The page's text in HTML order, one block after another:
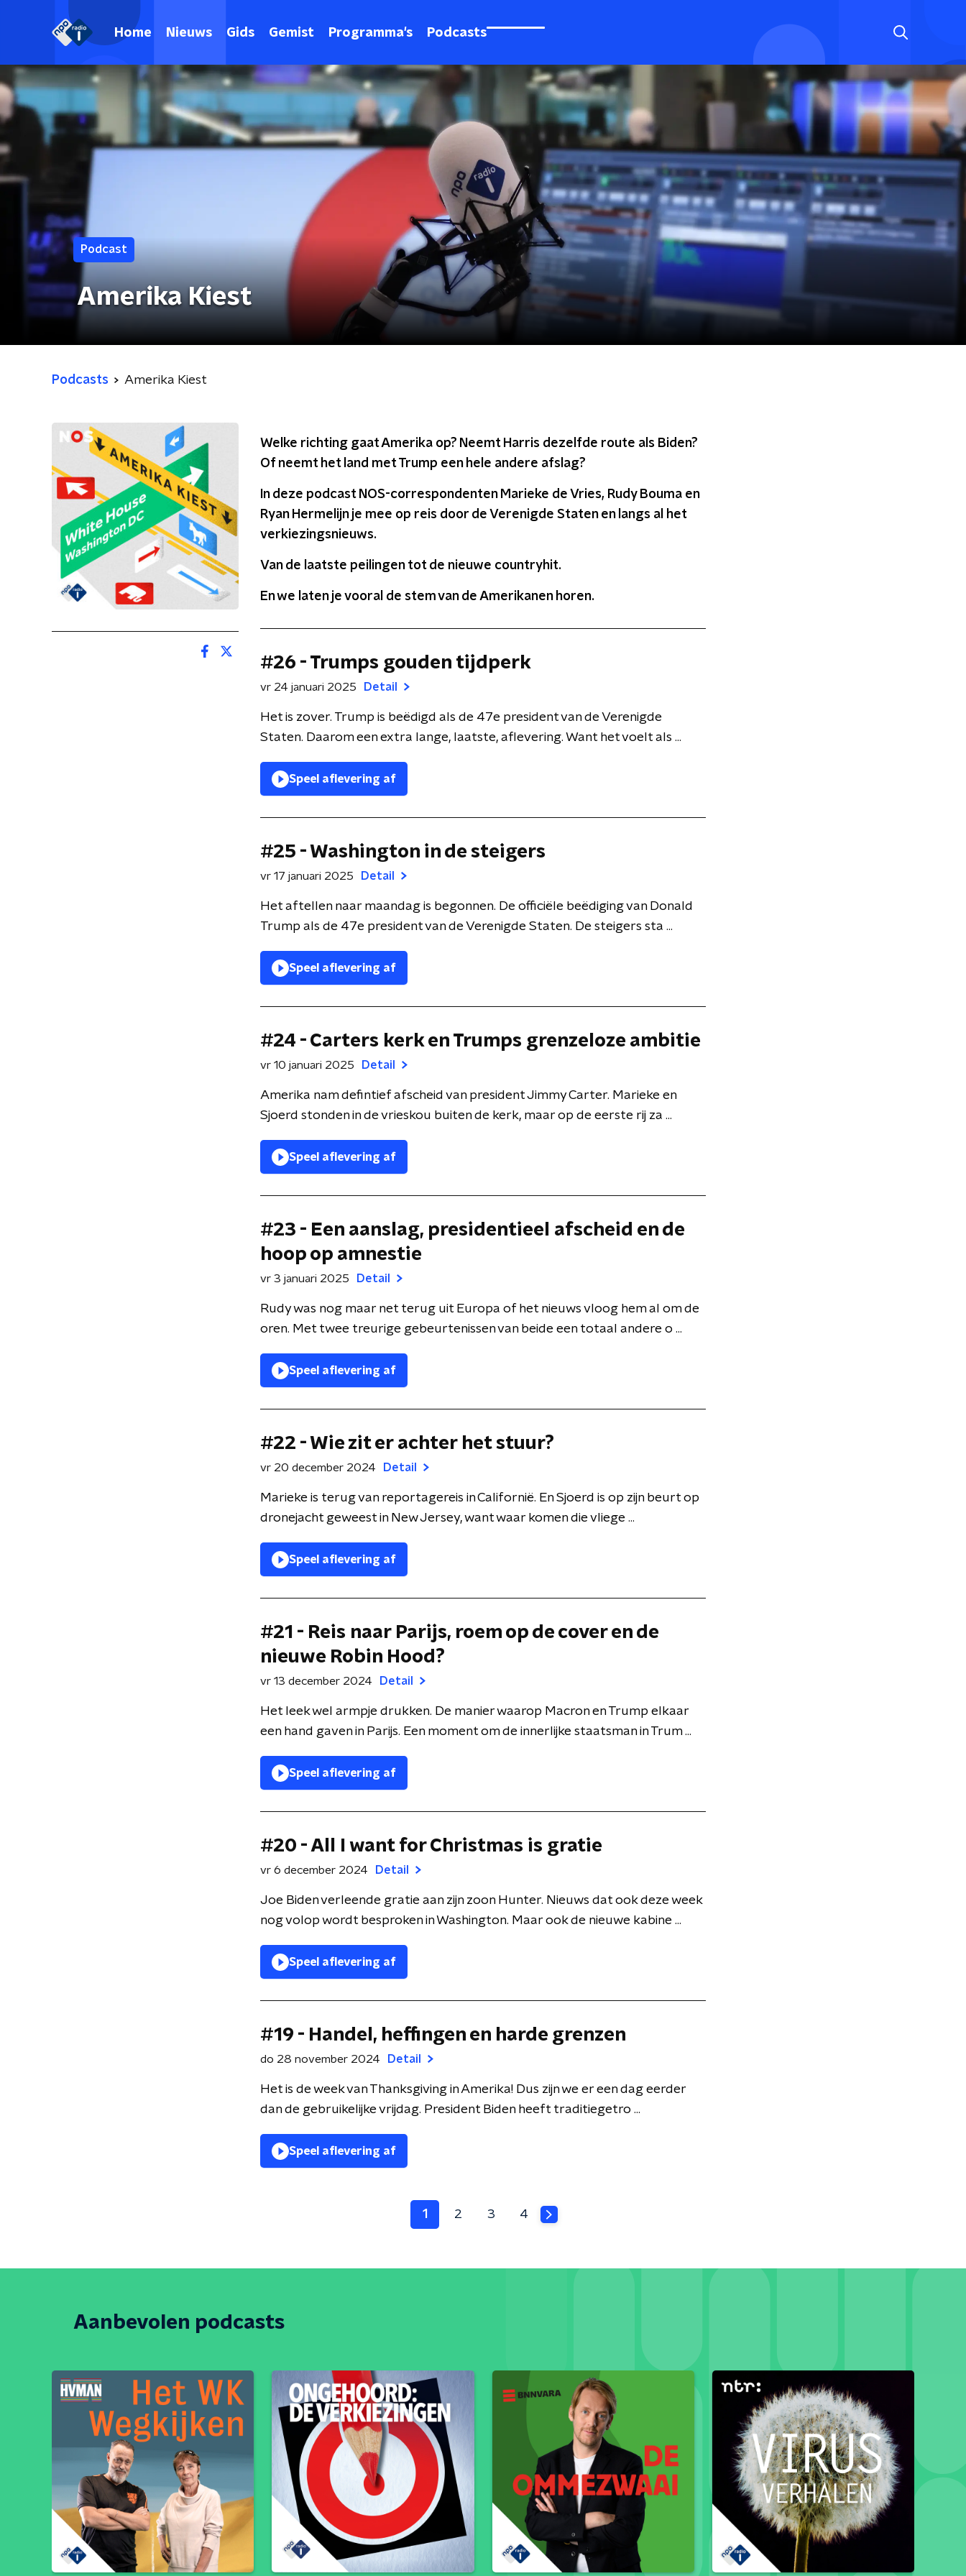
Home Nieuws Gids Gemist Programma's Podcasts
Podcast
Amerika Kiest
Podcasts Amerika Kiest
Welke richting gaat Amerika op? Neemt Harris dezelfde route als Biden?
Of neemt het land met Trump een hele andere afslag?
In deze podcast NOS-correspondenten Marieke de Vries, Rudy Bouma en
Ryan Hermelijn je mee op reis door de Verenigde Staten en langs al het
verkiezingsnieuws.
Van de laatste peilingen tot de nieuwe countryhit.
En we laten je vooral de stem van de Amerikanen horen.
#26 - Trumps gouden tijdperk
vr 24 januari 2025 Detail
Het is zover. Trump is beëdigd als de 47e president van de Verenigde
Staten. Daarom een extra lange, laatste, aflevering. Want het voelt als ...
Speel aflevering af
#25 - Washington in de steigers
vr 17 januari 2025 Detail
Het aftellen naar maandag is begonnen. De officiële beëdiging van Donald
Trump als de 47e president van de Verenigde Staten. De steigers sta ...
Speel aflevering af
#24 - Carters kerk en Trumps grenzeloze ambitie
vr 10 januari 2025 Detail
Amerika nam defintief afscheid van president Jimmy Carter. Marieke en
Sjoerd stonden in de vrieskou buiten de kerk, maar op de eerste rij za ...
Speel aflevering af
#23 - Een aanslag, presidentieel afscheid en de
hoop op amnestie
vr 3 januari 2025 Detail
Rudy was nog maar net terug uit Europa of het nieuws vloog hem al om de
oren. Met twee treurige gebeurtenissen van beide een totaal andere o ...
Speel aflevering af
#22 - Wie zit er achter het stuur?
vr 20 december 2024 Detail
Marieke is terug van reportagereis in Californië. En Sjoerd is op zijn beurt op
dronejacht geweest in New Jersey, want waar komen die vliege ...
Speel aflevering af
#21 - Reis naar Parijs, roem op de cover en de
nieuwe Robin Hood?
vr 13 december 2024 Detail
Het leek wel armpje drukken. De manier waarop Macron en Trump elkaar
een hand gaven in Parijs. Een moment om de innerlijke staatsman in Trum ...
Speel aflevering af
#20 - All I want for Christmas is gratie
vr 6 december 2024 Detail
Joe Biden verleende gratie aan zijn zoon Hunter. Nieuws dat ook deze week
nog volop wordt besproken in Washington. Maar ook de nieuwe kabine ...
Speel aflevering af
#19 - Handel, heffingen en harde grenzen
do 28 november 2024 Detail
Het is de week van Thanksgiving in Amerika! Dus zijn we er een dag eerder
dan de gebruikelijke vrijdag. President Biden heeft traditiegetro ...
Speel aflevering af
1 2 3 4
Aanbevolen podcasts